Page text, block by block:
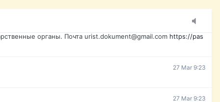
15 Mar 16:47
органы. Почта urist.dokument@gmail.com https://pas
27 Mar 9:23
27 Mar 9:23